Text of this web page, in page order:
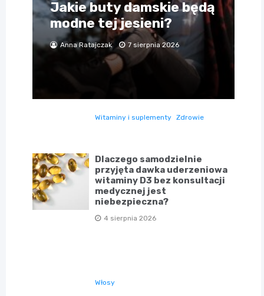
Jakie buty damskie będą
modne tej jesieni?
Anna Ratajczak 7 sierpnia 2026
Witaminy i suplementy Zdrowie
Dlaczego samodzielnie
przyjęta dawka uderzeniowa
witaminy D3 bez konsultacji
medycznej jest
niebezpieczna?
4 sierpnia 2026
Włosy